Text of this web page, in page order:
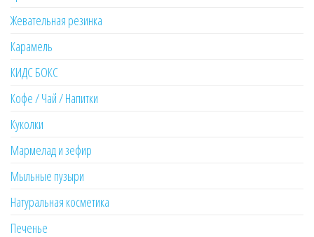
Жевательная резинка
Карамель
КИДС БОКС
Кофе / Чай / Напитки
Куколки
Мармелад и зефир
Мыльные пузыри
Натуральная косметика
Печенье